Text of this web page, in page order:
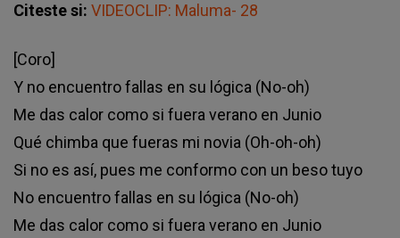
Citeste si: VIDEOCLIP: Maluma- 28
[Coro]
Y no encuentro fallas en su lógica (No-oh)
Me das calor como si fuera verano en Junio
Qué chimba que fueras mi novia (Oh-oh-oh)
Si no es así, pues me conformo con un beso tuyo
No encuentro fallas en su lógica (No-oh)
Me das calor como si fuera verano en Junio